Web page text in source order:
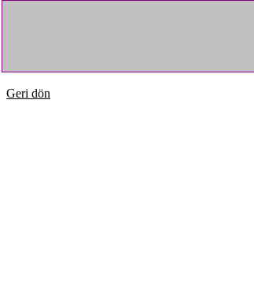
Geri dön